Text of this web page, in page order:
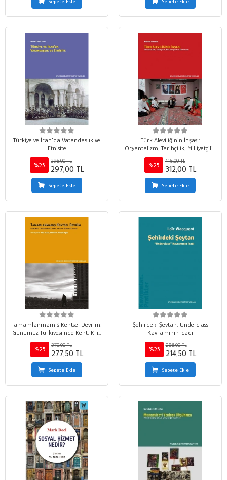
Türkiye ve İran'da Vatandaşlık ve
Etnisite
%25
396,00 TL
297,00 TL
Sepete Ekle
Türk Aleviliğinin İnşası:
Oryantalizm, Tarihçilik, Milliyetçilik
ve Din Yazımı
%25
416,00 TL
312,00 TL
Sepete Ekle
Tamamlanmamış Kentsel Devrim:
Günümüz Türkiyesi'nde Kent, Kriz
ve Gündelik Hayat
%25
370,00 TL
277,50 TL
Sepete Ekle
Şehirdeki Şeytan: Underclass
Kavramının İcadı
%25
286,00 TL
214,50 TL
Sepete Ekle